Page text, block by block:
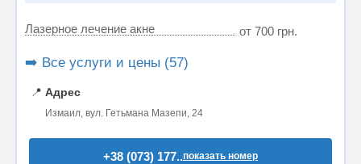
Лазерное лечение акне от 700 грн.
➡️ Все услуги и цены (57)
📍 Адрес
Измаил, вул. Гетьмана Мазепи, 24
+38 (073) 177..показать номер